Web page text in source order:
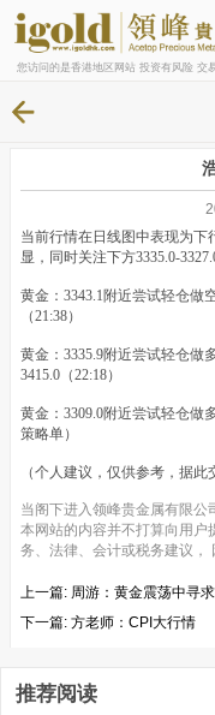
您访问的是香港地区网站 投资有风险 交
当前行情在日线图中表现为下
显，同时关注下方3335.0-
黄金：3343.1附近尝试轻仓做
（21:38）
黄金：3335.9附近尝试轻仓做
3415.0（22:18）
黄金：3309.0附近尝试轻仓做
策略单）
（个人建议，仅供参考，据此
当阁下进入领峰贵金属有限公
本网站的内容并不打算向用户
务、法律、会计或税务建议，
上一篇: 周游：黄金震荡中寻
下一篇: 方老师：CPI大行情
推荐阅读